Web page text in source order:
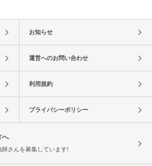
お知らせ
運営へのお問い合わせ
利用規約
プライバシーポリシー
へ
師さんを募集しています!